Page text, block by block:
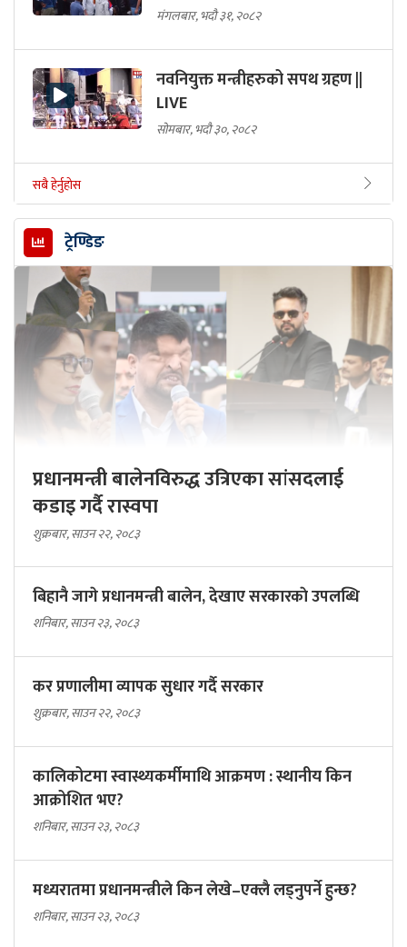
मंगलबार, भदौ ३१, २०८२
नवनियुक्त मन्त्रीहरुको सपथ ग्रहण ||
LIVE
सोमबार, भदौ ३०, २०८२
सबै हेर्नुहोस
ट्रेण्डिङ
प्रधानमन्त्री बालेनविरुद्ध उत्रिएका सांसदलाई
कडाइ गर्दै रास्वपा
शुक्रबार, साउन २२, २०८३
बिहानै जागे प्रधानमन्त्री बालेन, देखाए सरकारकाे उपलब्धि
शनिबार, साउन २३, २०८३
कर प्रणालीमा व्यापक सुधार गर्दै सरकार
शुक्रबार, साउन २२, २०८३
कालिकोटमा स्वास्थ्यकर्मीमाथि आक्रमण : स्थानीय किन
आक्रोशित भए?
शनिबार, साउन २३, २०८३
मध्यरातमा प्रधानमन्त्रीले किन लेखे–एक्लै लड्नुपर्ने हुन्छ?
शनिबार, साउन २३, २०८३